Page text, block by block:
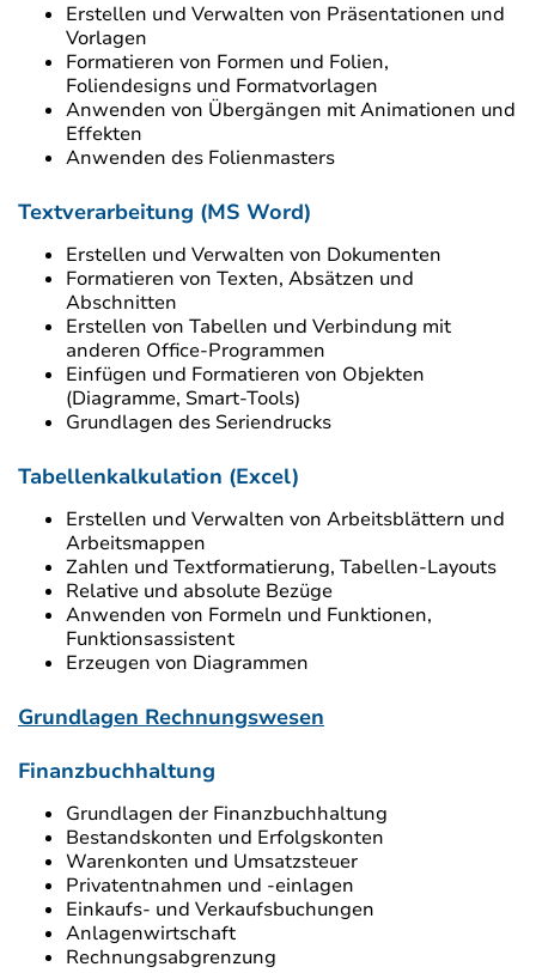
Erstellen und Verwalten von Präsentationen und
Vorlagen
Formatieren von Formen und Folien,
Foliendesigns und Formatvorlagen
Anwenden von Übergängen mit Animationen und
Effekten
Anwenden des Folienmasters
Textverarbeitung (MS Word)
Erstellen und Verwalten von Dokumenten
Formatieren von Texten, Absätzen und
Abschnitten
Erstellen von Tabellen und Verbindung mit
anderen Office-Programmen
Einfügen und Formatieren von Objekten
(Diagramme, Smart-Tools)
Grundlagen des Seriendrucks
Tabellenkalkulation (Excel)
Erstellen und Verwalten von Arbeitsblättern und
Arbeitsmappen
Zahlen und Textformatierung, Tabellen-Layouts
Relative und absolute Bezüge
Anwenden von Formeln und Funktionen,
Funktionsassistent
Erzeugen von Diagrammen
Grundlagen Rechnungswesen
Finanzbuchhaltung
Grundlagen der Finanzbuchhaltung
Bestandskonten und Erfolgskonten
Warenkonten und Umsatzsteuer
Privatentnahmen und -einlagen
Einkaufs- und Verkaufsbuchungen
Anlagenwirtschaft
Rechnungsabgrenzung